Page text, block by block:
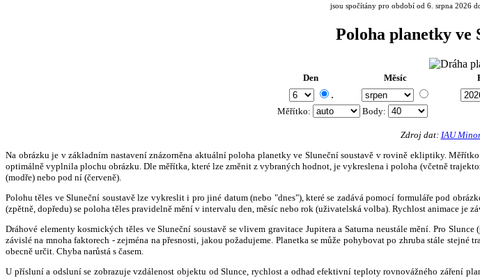
jsou spočítány pro období od 6. srpna 2026
Poloha planetky ve
Den Měsíc
.
Měřítko: Body:
Zdroj dat: IAU
Na obrázku je v základním nastavení znázorněna aktuální poloha planetky ve Sluneční soustavě v rovině ekliptiky.
optimálně vyplnila plochu obrázku. Dle měřítka, které lze změnit z vybraných hodnot, je vykreslena i poloha (včetně
(modře) nebo pod ní (červeně).
Polohu těles ve Sluneční soustavě lze vykreslit i pro jiné datum (nebo "dnes"), které se zadává pomocí formuláře pod
(zpětně, dopředu) se poloha těles pravidelně mění v intervalu den, měsíc nebo rok (uživatelská volba). Rychlost animace je
Dráhové elementy kosmických těles ve Sluneční soustavě se vlivem gravitace Jupitera a Saturna neustále mění. Pro
závislé na mnoha faktorech - zejména na přesnosti, jakou požadujeme. Planetka se může pohybovat po zhruba stále
obecně určit. Chyba narůstá s časem.
U přísluní a odsluní se zobrazuje vzdálenost objektu od Slunce, rychlost a odhad efektivní teploty rovnovážného záření